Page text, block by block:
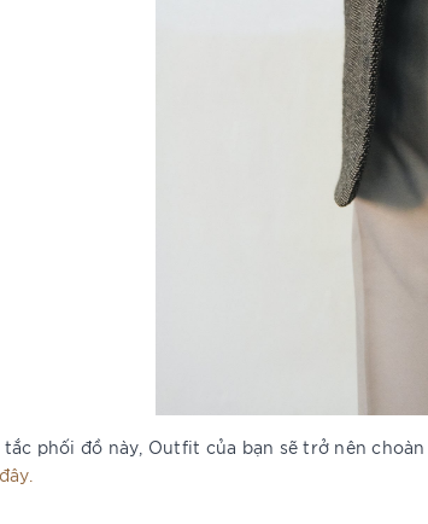
phối đồ này, Outfit của bạn sẽ trở nên